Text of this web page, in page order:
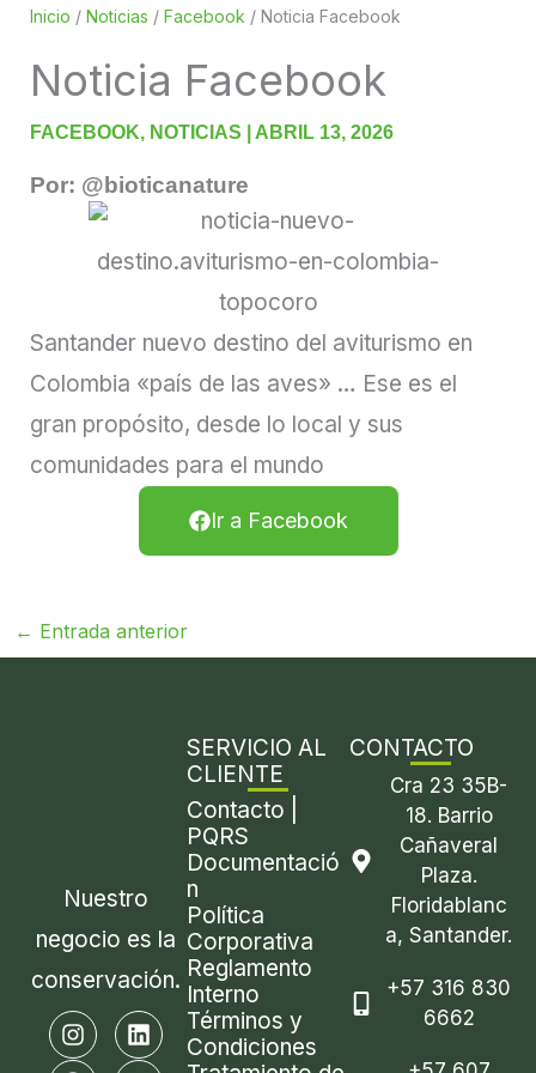
Inicio /Noticias /Facebook /Noticia Facebook
Noticia Facebook
FACEBOOK, NOTICIAS ABRIL 13, 2026
Por: @bioticanature
Santander nuevo destino del aviturismo en
Colombia «país de las aves» … Ese es el
gran propósito, desde lo local y sus
comunidades para el mundo
Ir a Facebook
← Entrada anterior
Nuestro
negocio es la
conservación.
I
n
L
i
F
a
X
-
E
n
SERVICIO AL
CLIENTE
Contacto |
PQRS
Documentació
n
Política
Corporativa
Reglamento
Interno
Términos y
Condiciones
CONTACTO
Cra 23 35B-
18. Barrio
Cañaveral
Plaza.
Floridablanc
a, Santander.
+57 316 830
6662